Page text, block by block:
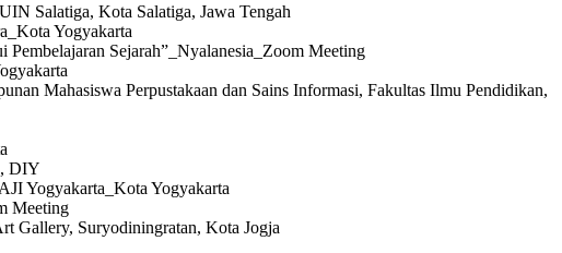
Salatiga, Kota Salatiga, Jawa Tengah
Yogyakarta
Sejarah”_Nyalanesia_Zoom Meeting
Mahasiswa Perpustakaan dan Sains Informasi, Fakultas Ilmu Pendidikan,
DIY
Yogyakarta_Kota Yogyakarta
Meeting
Gallery, Suryodiningratan, Kota Jogja